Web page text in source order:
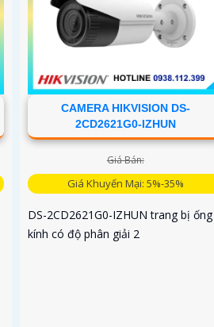
CAMERA HIKVISION DS-
2CD2621G0-IZHUN
Giá Bán:
Giá Khuyến Mại: 5%-35%
DS-2CD2621G0-IZHUN trang bị ống
kính có độ phân giải 2